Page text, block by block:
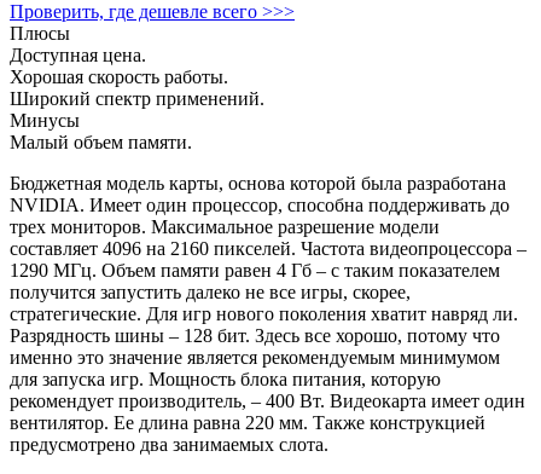
Проверить, где дешевле всего >>>
Плюсы
Доступная цена.
Хорошая скорость работы.
Широкий спектр применений.
Минусы
Малый объем памяти.
Бюджетная модель карты, основа которой была разработана
NVIDIA. Имеет один процессор, способна поддерживать до
трех мониторов. Максимальное разрешение модели
составляет 4096 на 2160 пикселей. Частота видеопроцессора –
1290 МГц. Объем памяти равен 4 Гб – с таким показателем
получится запустить далеко не все игры, скорее,
стратегические. Для игр нового поколения хватит навряд ли.
Разрядность шины – 128 бит. Здесь все хорошо, потому что
именно это значение является рекомендуемым минимумом
для запуска игр. Мощность блока питания, которую
рекомендует производитель, – 400 Вт. Видеокарта имеет один
вентилятор. Ее длина равна 220 мм. Также конструкцией
предусмотрено два занимаемых слота.